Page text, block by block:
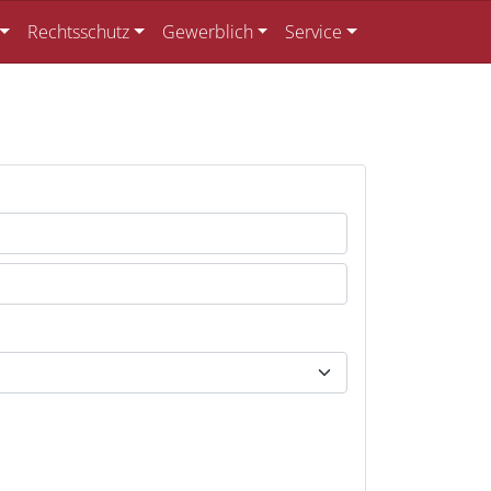
Rechtsschutz Gewerblich Service